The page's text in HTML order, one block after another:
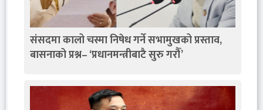
संसदमा कालो चस्मा निषेध गर्ने सभामुखको प्रस्ताव,
बासनाको प्रश्न– ‘प्रधानमन्त्रीबाटै सुरु गरौँ’